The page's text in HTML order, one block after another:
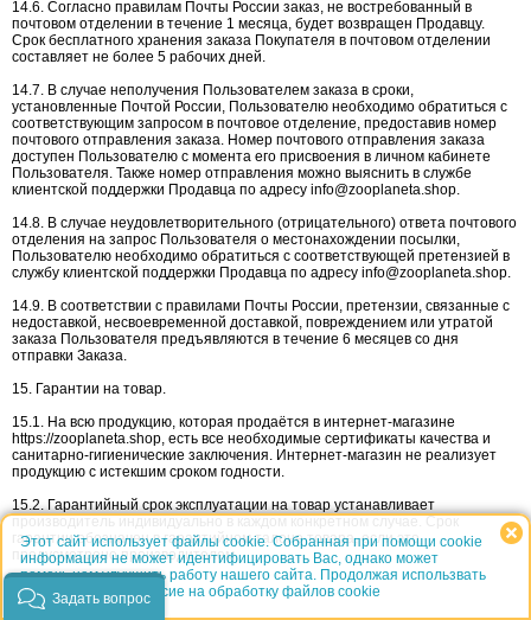
14.6. Согласно правилам Почты России заказ, не востребованный в
почтовом отделении в течение 1 месяца, будет возвращен Продавцу.
Срок бесплатного хранения заказа Покупателя в почтовом отделении
составляет не более 5 рабочих дней.
14.7. В случае неполучения Пользователем заказа в сроки,
установленные Почтой России, Пользователю необходимо обратиться с
соответствующим запросом в почтовое отделение, предоставив номер
почтового отправления заказа. Номер почтового отправления заказа
доступен Пользователю с момента его присвоения в личном кабинете
Пользователя. Также номер отправления можно выяснить в службе
клиентской поддержки Продавца по адресу info@zooplaneta.shop.
14.8. В случае неудовлетворительного (отрицательного) ответа почтового
отделения на запрос Пользователя о местонахождении посылки,
Пользователю необходимо обратиться с соответствующей претензией в
службу клиентской поддержки Продавца по адресу info@zooplaneta.shop.
14.9. В соответствии с правилами Почты России, претензии, связанные с
недоставкой, несвоевременной доставкой, повреждением или утратой
заказа Пользователя предъявляются в течение 6 месяцев со дня
отправки Заказа.
15. Гарантии на товар.
15.1. На всю продукцию, которая продаётся в интернет-магазине
https://zooplaneta.shop, есть все необходимые сертификаты качества и
санитарно-гигиенические заключения. Интернет-магазин не реализует
продукцию с истекшим сроком годности.
15.2. Гарантийный срок эксплуатации на товар устанавливает
гарантии обозначен в гарантийном талоне товара, если это
предусмотрено производителем.
Этот сайт использует файлы cookie. Собранная при помощи cookie
информация не может идентифицировать Вас, однако может
помочь нам улучшить работу нашего сайта. Продолжая использвать
сайт, Вы даёте согласие на обработку файлов cookie
Задать вопрос